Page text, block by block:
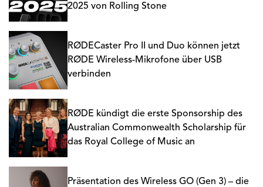
2025 von Rolling Stone
RØDECaster Pro II und Duo können jetzt
RØDE Wireless-Mikrofone über USB
verbinden
RØDE kündigt die erste Sponsorship des
Australian Commonwealth Scholarship für
das Royal College of Music an
Präsentation des Wireless GO (Gen 3) – die